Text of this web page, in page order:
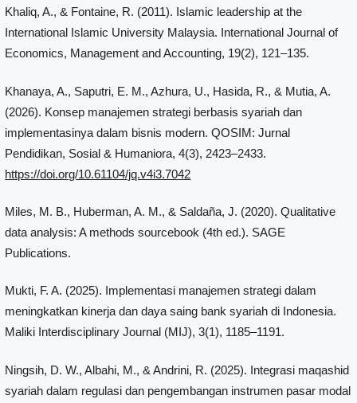
Khaliq, A., & Fontaine, R. (2011). Islamic leadership at the
International Islamic University Malaysia. International Journal of
Economics, Management and Accounting, 19(2), 121–135.
Khanaya, A., Saputri, E. M., Azhura, U., Hasida, R., & Mutia, A.
(2026). Konsep manajemen strategi berbasis syariah dan
implementasinya dalam bisnis modern. QOSIM: Jurnal
Pendidikan, Sosial & Humaniora, 4(3), 2423–2433.
https://doi.org/10.61104/jq.v4i3.7042
Miles, M. B., Huberman, A. M., & Saldaña, J. (2020). Qualitative
data analysis: A methods sourcebook (4th ed.). SAGE
Publications.
Mukti, F. A. (2025). Implementasi manajemen strategi dalam
meningkatkan kinerja dan daya saing bank syariah di Indonesia.
Maliki Interdisciplinary Journal (MIJ), 3(1), 1185–1191.
Ningsih, D. W., Albahi, M., & Andrini, R. (2025). Integrasi maqashid
syariah dalam regulasi dan pengembangan instrumen pasar modal